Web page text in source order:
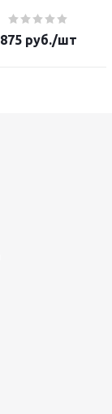
875руб./шт